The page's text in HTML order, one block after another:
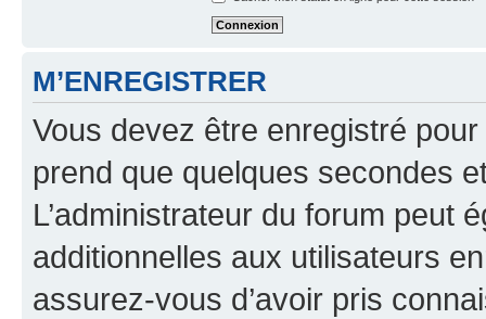
M’ENREGISTRER
Vous devez être enregistré
prend que quelques secondes
L’administrateur du forum peut
additionnelles aux utilisateurs
assurez-vous d’avoir pris